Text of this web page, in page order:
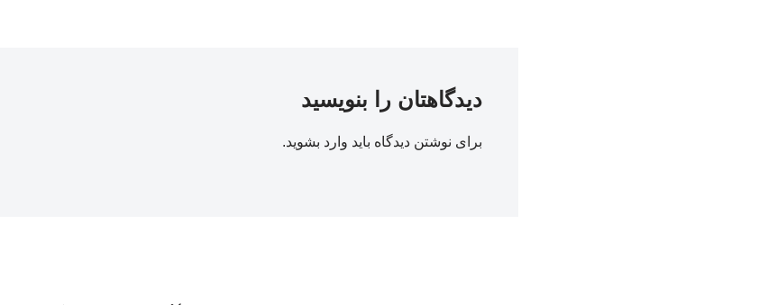
دیدگاهتان را بنویسید
برای نوشتن دیدگاه باید وارد بشوید.